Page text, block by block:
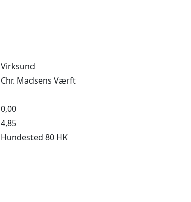
Virksund
Chr. Madsens Værft
0,00
4,85
Hundested 80 HK